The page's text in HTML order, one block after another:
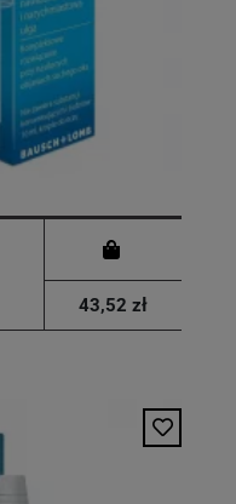
43,52 zł